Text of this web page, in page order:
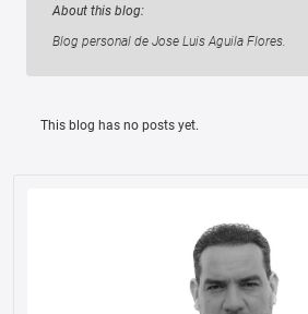
About this blog:
Blog personal de Jose Luis Aguila Flores.
This blog has no posts yet.